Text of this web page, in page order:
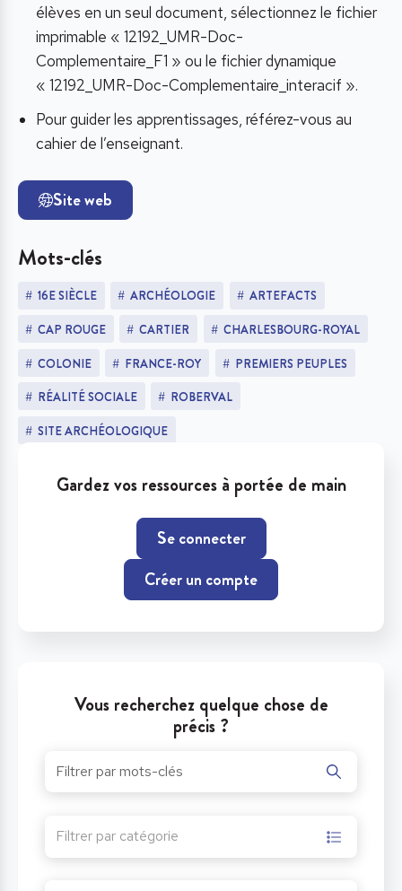
élèves en un seul document, sélectionnez le fichier
imprimable « 12192_UMR-Doc-
Complementaire_F1 » ou le fichier dynamique
« 12192_UMR-Doc-Complementaire_interacif ».
Pour guider les apprentissages, référez-vous au
cahier de l’enseignant.
Site web
Mots-clés
16E SIÈCLE ARCHÉOLOGIE
ARTEFACTS
CAP ROUGE
CARTIER
CHARLESBOURG-ROYAL
COLONIE
FRANCE-ROY
PREMIERS PEUPLES
RÉALITÉ SOCIALE
ROBERVAL
SITE ARCHÉOLOGIQUE
Gardez vos ressources à portée de main
Se connecter
Créer un compte
Vous recherchez quelque chose de
précis ?
Filtrer par catégorie